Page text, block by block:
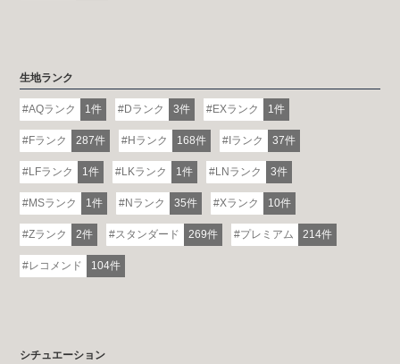
生地ランク
AQランク 1件 Dランク 3件 EXランク 1件
Fランク 287件 Hランク 168件 Iランク 37件
LFランク 1件 LKランク 1件 LNランク 3件
MSランク 1件 Nランク 35件 Xランク 10件
Zランク 2件 スタンダード 269件 プレミアム 214件
レコメンド 104件
シチュエーション